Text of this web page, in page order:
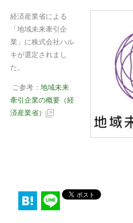
経済産業省による
「地域未来牽引企
業」に株式会社ハル
キが選定されまし
た。
ご参考： 地域未来
牽引企業の概要（経
済産業省）